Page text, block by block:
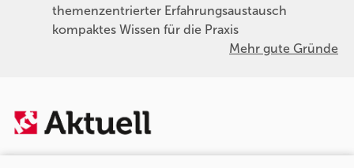
themenzentrierter Erfahrungsaustausch
kompaktes Wissen für die Praxis
Mehr gute Gründe